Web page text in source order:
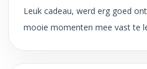
Leuk cadeau, werd erg goed
mooie momenten mee vast te